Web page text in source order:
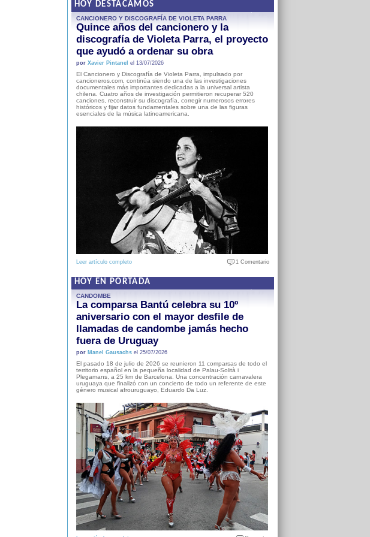
HOY DESTACAMOS
CANCIONERO Y DISCOGRAFÍA DE VIOLETA PARRA
Quince años del cancionero y la
discografía de Violeta Parra, el proyecto
que ayudó a ordenar su obra
por Xavier Pintanel el 13/07/2026
El Cancionero y Discografía de Violeta Parra, impulsado por
cancioneros.com, continúa siendo una de las investigaciones
documentales más importantes dedicadas a la universal artista
chilena. Cuatro años de investigación permitieron recuperar 520
canciones, reconstruir su discografía, corregir numerosos errores
históricos y fijar datos fundamentales sobre una de las figuras
esenciales de la música latinoamericana.
Leer artículo completo 1 Comentario
HOY EN PORTADA
CANDOMBE
La comparsa Bantú celebra su 10º
aniversario con el mayor desfile de
llamadas de candombe jamás hecho
fuera de Uruguay
por Manel Gausachsel 25/07/2026
El pasado 18 de julio de 2026 se reunieron 11 comparsas de todo el
territorio español en la pequeña localidad de Palau-Solità i
Plegamans, a 25 km de Barcelona. Una concentración carnavalera
uruguaya que finalizó con un concierto de todo un referente de este
género musical afrouruguayo, Eduardo Da Luz.